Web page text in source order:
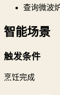
查询微波
智能场景
触发条件
烹饪完成